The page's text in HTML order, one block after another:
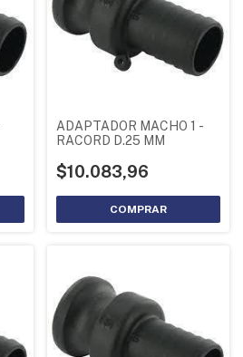
ADAPTADOR MACHO 1 -
RACORD D.25 MM
$10.083,96